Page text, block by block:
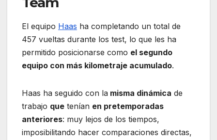
El equipo Haas ha completando un total de
457 vueltas durante los test, lo que les ha
permitido posicionarse como el segundo
equipo con más kilometraje acumulado.
Haas ha seguido con la misma dinámica de
trabajo que tenían en pretemporadas
anteriores: muy lejos de los tiempos,
imposibilitando hacer comparaciones directas,